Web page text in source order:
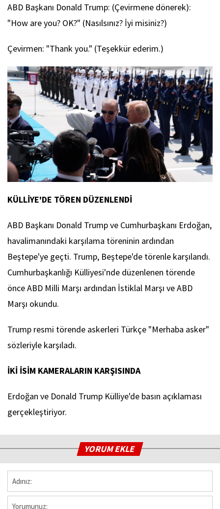
ABD Başkanı Donald Trump: (Çevirmene dönerek):
"How are you? OK?" (Nasılsınız? İyi misiniz?)
Çevirmen: "Thank you." (Teşekkür ederim.)
KÜLLİYE'DE TÖREN DÜZENLENDİ
ABD Başkanı Donald Trump ve Cumhurbaşkanı Erdoğan,
havalimanındaki karşılama töreninin ardından
Beştepe'ye geçti. Trump, Beştepe'de törenle karşılandı.
Cumhurbaşkanlığı Külliyesi'nde düzenlenen törende
önce ABD Milli Marşı ardından İstiklal Marşı ve ABD
Marşı okundu.
Trump resmi törende askerleri Türkçe "Merhaba asker"
sözleriyle karşıladı.
İKİ İSİM KAMERALARIN KARŞISINDA
Erdoğan ve Donald Trump Külliye'de basın açıklaması
gerçekleştiriyor.
YORUM EKLE